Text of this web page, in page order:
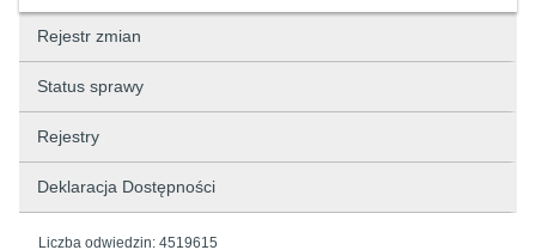
Rejestr zmian
Status sprawy
Rejestry
Deklaracja Dostępności
Liczba odwiedzin: 4519615